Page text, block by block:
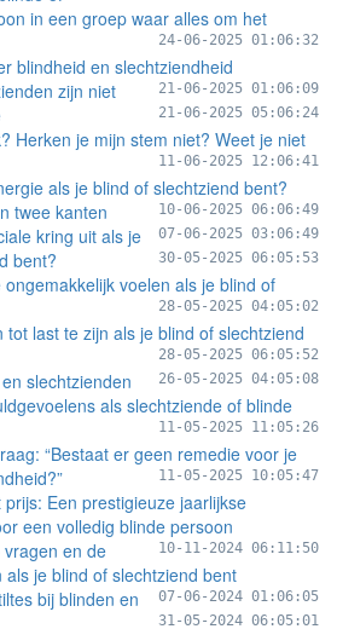
in een groep waar alles om het
24-06-2025 01:06:32
blindheid en slechtziendheid
21-06-2025 01:06:09
zijn niet
21-06-2025 05:06:24
Herken je mijn stem niet? Weet je niet
11-06-2025 12:06:41
als je blind of slechtziend bent?
10-06-2025 06:06:49
twee kanten
07-06-2025 03:06:49
kring uit als je
bent?
30-05-2025 06:05:53
voelen als je blind of
28-05-2025 04:05:02
tot last te zijn als je blind of slechtziend
28-05-2025 06:05:52
slechtzienden 26-05-2025 04:05:08
als slechtziende of blinde
11-05-2025 11:05:26
“Bestaat er geen remedie voor je
11-05-2025 10:05:47
Een prestigieuze jaarlijkse
een volledig blinde persoon
10-11-2024 06:11:50
en de
je blind of slechtziend bent
07-06-2024 01:06:05
bij blinden en
31-05-2024 06:05:01